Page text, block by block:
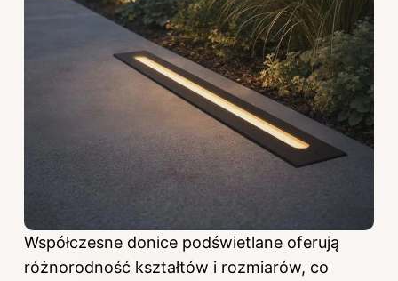
Współczesne donice podświetlane oferują
różnorodność kształtów i rozmiarów, co